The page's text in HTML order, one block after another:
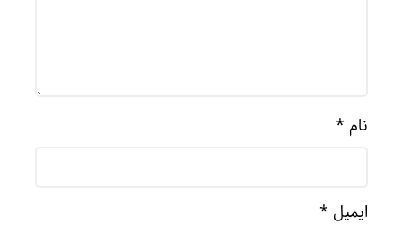
نام *
ایمیل *